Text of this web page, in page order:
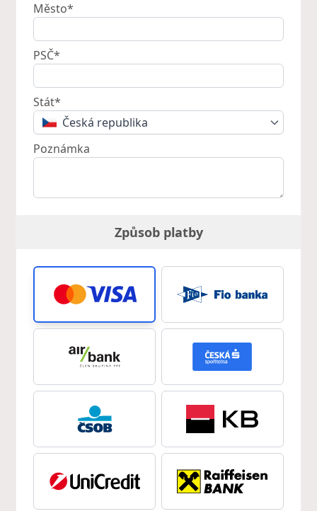
Město*
PSČ*
Stát*
Česká republika
Poznámka
Způsob platby